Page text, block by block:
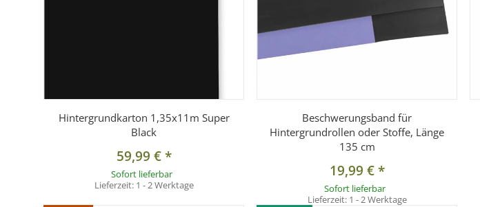
Hintergrundkarton 1,35x11m Super
Black
59,99 €*
Sofort lieferbar
Lieferzeit: 1 - 2 Werktage
Beschwerungsband für
Hintergrundrollen oder Stoffe, Länge
135 cm
19,99 €*
Sofort lieferbar
Lieferzeit: 1 - 2 Werktage